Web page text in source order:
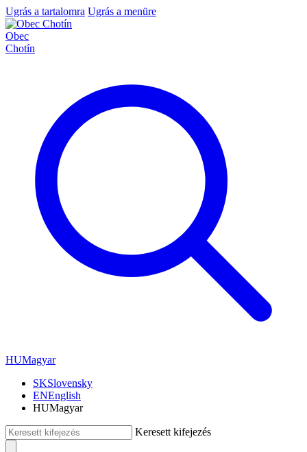
Ugrás a tartalomra Ugrás a menüre
Obec
Chotín
HUMagyar
SKSlovensky
ENEnglish
HUMagyar
Keresett kifejezés